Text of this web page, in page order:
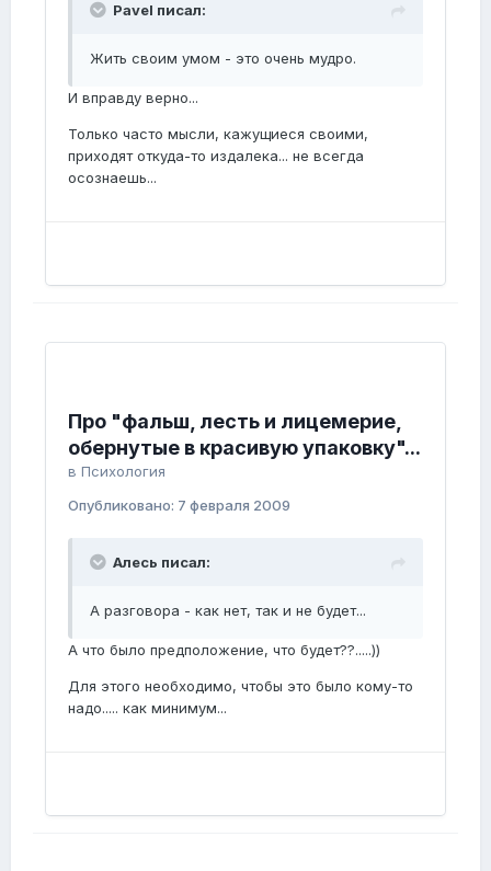
Pavel писал:
Жить своим умом - это очень мудро.
И вправду верно...
Только часто мысли, кажущиеся своими,
приходят откуда-то издалека... не всегда
осознаешь...
Про "фальш, лесть и лицемерие,
обернутые в красивую упаковку"...
в Психология
Опубликовано: 7 февраля 2009
Алесь писал:
А разговора - как нет, так и не будет...
А что было предположение, что будет??.....))
Для этого необходимо, чтобы это было кому-то
надо..... как минимум...